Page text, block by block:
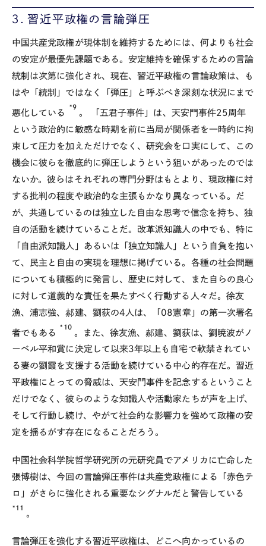
３．習近平政権の言論弾圧
中国共産党政権が現体制を維持するためには、何よりも社会
の安定が最優先課題である。安定維持を確保するための言論
統制は次第に強化され、現在、習近平政権の言論政策は、も
はや「統制」ではなく「弾圧」と呼ぶべき深刻な状況にまで
悪化している
*9
。 「五君子事件」は、天安門事件25周年
という政治的に敏感な時期を前に当局が関係者を一時的に拘
束して圧力を加えただけでなく、研究会を口実にして、この
機会に彼らを徹底的に弾圧しようという狙いがあったのでは
ないか。彼らはそれぞれの専門分野はもとより、現政権に対
する批判の程度や政治的な主張もかなり異なっている。だ
が、共通しているのは独立した自由な思考で信念を持ち、独
自の活動を続けていることだ。改革派知識人の中でも、特に
「自由派知識人」あるいは「独立知識人」という自負を抱い
て、民主と自由の実現を理想に掲げている。各種の社会問題
についても積極的に発言し、歴史に対して、また自らの良心
に対して道義的な責任を果たすべく行動する人々だ。徐友
漁、浦志強、郝建、劉荻の4人は、「08憲章」の第一次署名
者でもある
*10
。また、徐友漁、郝建、劉荻は、劉暁波がノ
ーベル平和賞に決定して以来3年以上も自宅で軟禁されてい
る妻の劉霞を支援する活動を続けている中心的存在だ。習近
平政権にとっての脅威は、天安門事件を記念するということ
だけでなく、彼らのような知識人や活動家たちが声を上げ、
そして行動し続け、やがて社会的な影響力を強めて政権の安
定を揺るがす存在になることだろう。
中国社会科学院哲学研究所の元研究員でアメリカに亡命した
張博樹は、今回の言論弾圧事件は共産党政権による「赤色テ
ロ」がさらに強化される重要なシグナルだと警告している
*11
。
言論弾圧を強化する習近平政権は、どこへ向かっているの